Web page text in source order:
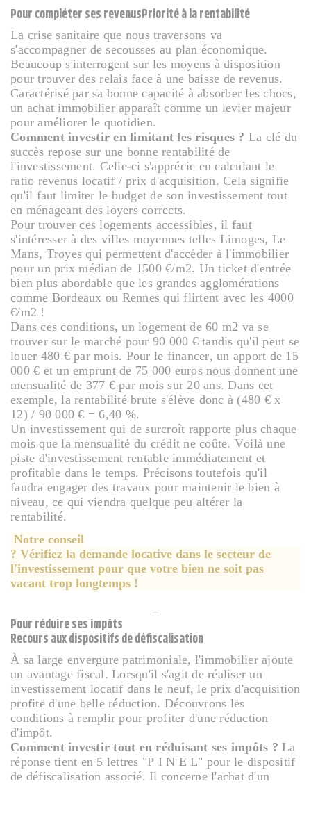
Pour compléter ses revenusPriorité à la rentabilité
La crise sanitaire que nous traversons va
s'accompagner de secousses au plan économique.
Beaucoup s'interrogent sur les moyens à disposition
pour trouver des relais face à une baisse de revenus.
Caractérisé par sa bonne capacité à absorber les chocs,
un achat immobilier apparaît comme un levier majeur
pour améliorer le quotidien.
Comment investir en limitant les risques ? La clé du
succès repose sur une bonne rentabilité de
l'investissement. Celle-ci s'apprécie en calculant le
ratio revenus locatif / prix d'acquisition. Cela signifie
qu'il faut limiter le budget de son investissement tout
en ménageant des loyers corrects.
Pour trouver ces logements accessibles, il faut
s'intéresser à des villes moyennes telles Limoges, Le
Mans, Troyes qui permettent d'accéder à l'immobilier
pour un prix médian de 1500 €/m2. Un ticket d'entrée
bien plus abordable que les grandes agglomérations
comme Bordeaux ou Rennes qui flirtent avec les 4000
€/m2 !
Dans ces conditions, un logement de 60 m2 va se
trouver sur le marché pour 90 000 € tandis qu'il peut se
louer 480 € par mois. Pour le financer, un apport de 15
000 € et un emprunt de 75 000 euros nous donnent une
mensualité de 377 € par mois sur 20 ans. Dans cet
exemple, la rentabilité brute s'élève donc à (480 € x
12) / 90 000 € = 6,40 %.
Un investissement qui de surcroît rapporte plus chaque
mois que la mensualité du crédit ne coûte. Voilà une
piste d'investissement rentable immédiatement et
profitable dans le temps. Précisons toutefois qu'il
faudra engager des travaux pour maintenir le bien à
niveau, ce qui viendra quelque peu altérer la
rentabilité.
Notre conseil
? Vérifiez la demande locative dans le secteur de
l'investissement pour que votre bien ne soit pas
vacant trop longtemps !
Pour réduire ses impôts
Recours aux dispositifs de défiscalisation
À sa large envergure patrimoniale, l'immobilier ajoute
un avantage fiscal. Lorsqu'il s'agit de réaliser un
investissement locatif dans le neuf, le prix d'acquisition
profite d'une belle réduction. Découvrons les
conditions à remplir pour profiter d'une réduction
d'impôt.
Comment investir tout en réduisant ses impôts ? La
réponse tient en 5 lettres "P I N E L" pour le dispositif
de défiscalisation associé. Il concerne l'achat d'un